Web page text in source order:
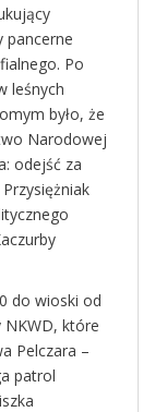
pancerne
Po
leśnych
było, że
Narodowej
odejść za
do wioski od
NKWD, które
Pelczara –
patrol